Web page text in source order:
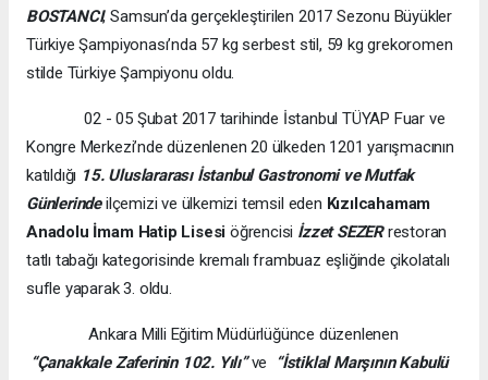
BOSTANCI, Samsun’da gerçekleştirilen 2017 Sezonu Büyükler
Türkiye Şampiyonası’nda 57 kg serbest stil, 59 kg grekoromen
stilde Türkiye Şampiyonu oldu.
02 - 05 Şubat 2017 tarihinde İstanbul TÜYAP Fuar ve
Kongre Merkezi’nde düzenlenen 20 ülkeden 1201 yarışmacının
katıldığı 15. Uluslararası İstanbul Gastronomi ve Mutfak
Günlerindeilçemizi ve ülkemizi temsil eden Kızılcahamam
Anadolu İmam Hatip Lisesi öğrencisi İzzet SEZERrestoran
tatlı tabağı kategorisinde kremalı frambuaz eşliğinde çikolatalı
sufle yaparak 3. oldu.
Ankara Milli Eğitim Müdürlüğünce düzenlenen
“Çanakkale Zaferinin 102. Yılı”ve
“İstiklal Marşının Kabulü